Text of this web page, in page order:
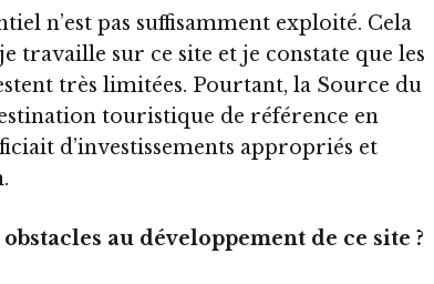
n’est pas suffisamment exploité. Cela
travaille sur ce site et je constate que les
très limitées. Pourtant, la Source du
touristique de référence en
d’investissements appropriés et
au développement de ce site ?